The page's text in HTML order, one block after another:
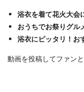
浴衣を着て花火大会
おうちでお祭りグル
浴衣にピッタリ！お
動画を投稿してファン